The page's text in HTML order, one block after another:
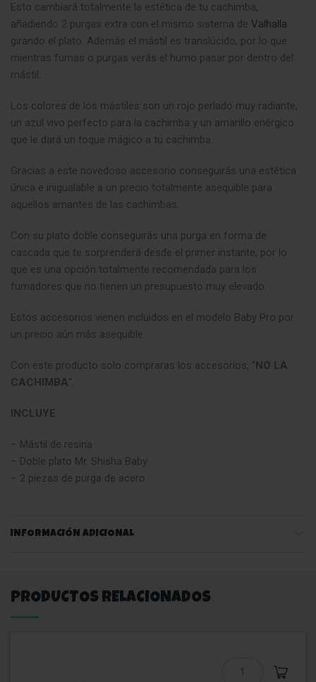
Esto cambiará totalmente la estética de tu cachimba,
añadiendo 2 purgas extra con el mismo sistema de Valhalla
girando el plato. Además el mástil es translúcido, por lo que
mientras fumas o purgas verás el humo pasar por dentro del
mástil.
Los colores de los mástiles son un rojo perlado muy radiante,
un azul vivo perfecto para la cachimba y un amarillo enérgico
que le dará un toque mágico a tu cachimba.
Gracias a este novedoso accesorio conseguirás una estética
única e inigualable a un precio totalmente asequible para
aquellos amantes de las cachimbas.
Con su plato doble conseguirás una purga en forma de
cascada que te sorprenderá desde el primer instante, por lo
que es una opción totalmente recomendada para los
fumadores que no tienen un presupuesto muy elevado.
Estos accesorios vienen incluidos en el modelo Baby Pro por
un precio aún más asequible.
Con este producto solo compraras los accesorios, “NO LA
CACHIMBA“.
INCLUYE
– Mástil de resina
– Doble plato Mr. Shisha Baby
– 2 piezas de purga de acero
INFORMACIÓN ADICIONAL
PRODUCTOS RELACIONADOS